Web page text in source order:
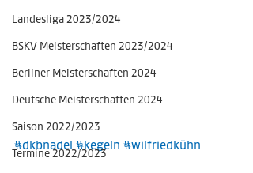
Landesliga 2023/2024
BSKV Meisterschaften 2023/2024
Berliner Meisterschaften 2024
Deutsche Meisterschaften 2024
Saison 2022/2023
Termine 2022/2023
#dkbnadel #kegeln #wilfriedkühn